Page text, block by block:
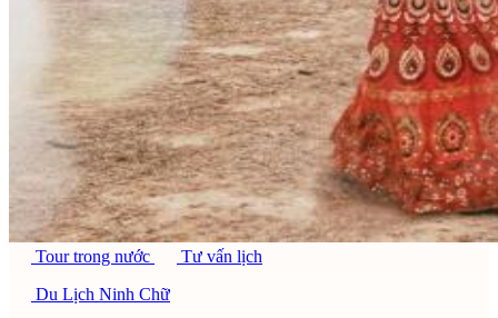
Tour trong nước
Tư vấn lịch
Du Lịch Ninh Chữ